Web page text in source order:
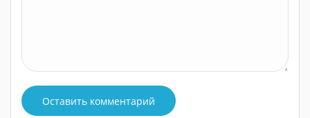
Оставить комментарий